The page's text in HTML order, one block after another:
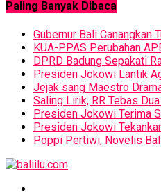
Paling Banyak Dibaca
Gubernur Bali Canangkan
KUA-PPAS Perubahan
DPRD Badung Sepakati
Presiden Jokowi Lantik
Jejak sang Maestro
Saling Lirik, RR Tebas
Presiden Jokowi Terima
Presiden Jokowi
Poppi Pertiwi, Novelis